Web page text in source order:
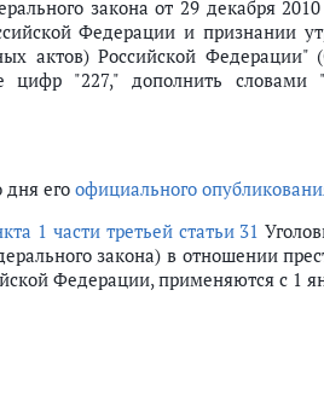
закона от 29 декабря
Федерации и признании
актов) Российской Федерации"
"227," дополнить словами
дня его официального
1 части третьей статьи 31
закона) в отношении
Федерации, применяются с 1